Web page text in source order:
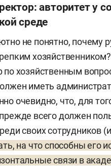
авторитет у
среде
не понятно, почему
по хозяйственным
иметь
очевидно, что, для
всего должен
своих сотрудников
на что способны его
связи в